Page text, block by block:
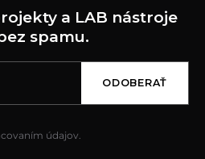
a LAB nástroje
spamu.
ODOBERAŤ
údajov.